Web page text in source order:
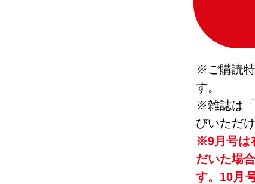
※ご購読
す。
※雑誌は
びいただけ
※9月号は
だいた場
す。10月